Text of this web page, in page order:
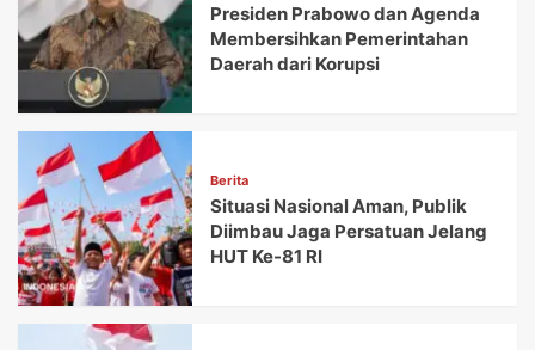
Presiden Prabowo dan Agenda
Membersihkan Pemerintahan
Daerah dari Korupsi
Berita
Situasi Nasional Aman, Publik
Diimbau Jaga Persatuan Jelang
HUT Ke-81 RI